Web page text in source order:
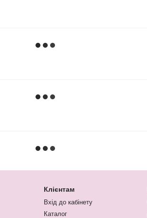
Клієнтам
Вхід до кабінету
Каталог